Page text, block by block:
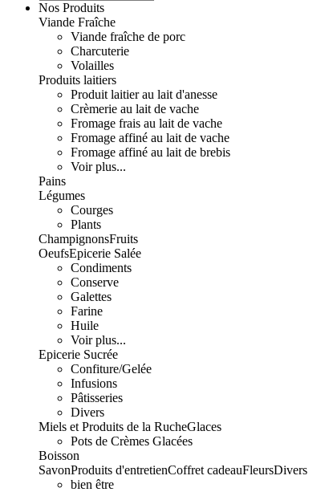
Nos Produits
Viande Fraîche
Viande fraîche de porc
Charcuterie
Volailles
Produits laitiers
Produit laitier au lait d'anesse
Crèmerie au lait de vache
Fromage frais au lait de vache
Fromage affiné au lait de vache
Fromage affiné au lait de brebis
Voir plus...
Pains
Légumes
Courges
Plants
ChampignonsFruits
OeufsEpicerie Salée
Condiments
Conserve
Galettes
Farine
Huile
Voir plus...
Epicerie Sucrée
Confiture/Gelée
Infusions
Pâtisseries
Divers
Miels et Produits de la RucheGlaces
Pots de Crèmes Glacées
Boisson
SavonProduits d'entretienCoffret cadeauFleursDivers
bien être